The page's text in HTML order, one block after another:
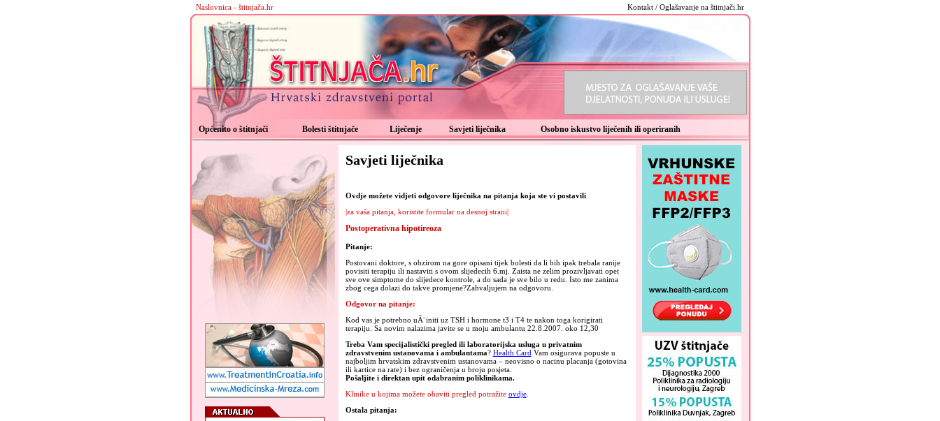
Naslovnica - štitnjača.hr Kontakt / Oglašavanje na štitnjači.hr
Općenito o štitnjači Bolesti štitnjače Liječenje Savjeti liječnika Osobno iskustvo liječenih ili operiranih
Savjeti liječnika
Ovdje možete vidjeti odgovore liječnika na pitanja koja ste vi postavili
|za vaša pitanja, koristite formular na desnoj strani|
Postoperativna hipotireoza
Pitanje:
Postovani doktore, s obzirom na gore opisani tijek bolesti da li bih ipak trebala ranije
povisiti terapiju ili nastaviti s ovom slijedecih 6.mj. Zaista ne zelim prozivljavati opet
sve ove simptome do slijedece kontrole, a do sada je sve bilo u redu. Isto me zanima
zbog cega dolazi do takve promjene?Zahvaljujem na odgovoru.
Odgovor na pitanje:
Kod vas je potrebno uĂ¨initi uz TSH i hormone t3 i T4 te nakon toga korigirati
terapiju. Sa novim nalazima javite se u moju ambulantu 22.8.2007. oko 12,30
Treba Vam specijalistički pregled ili laboratorijska usluga u privatnim
zdravstvenim ustanovama i ambulantama? Health Card Vam osigurava popuste u
najboljim hrvatskim zdravstvenim ustanovama – neovisno o nacinu placanja (gotovina
ili kartice na rate) i bez ograničenja u broju posjeta.
Pošaljite i direktan upit odabranim poliklinikama.
Klinike u kojima možete obaviti pregled potražite ovdje.
Ostala pitanja: